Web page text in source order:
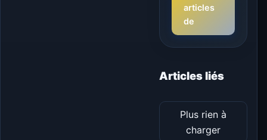
articles
de
Articles liés
Plus rien à
charger